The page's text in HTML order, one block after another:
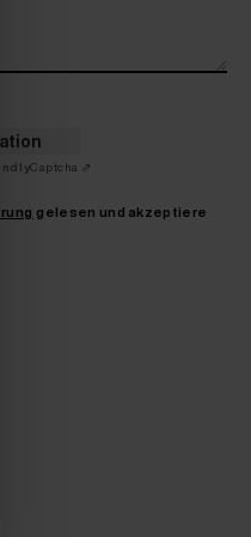
Captcha ⇗
gelesen und akzeptiere